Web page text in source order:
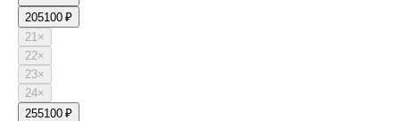
205100 ₽
21×
22×
23×
24×
255100 ₽